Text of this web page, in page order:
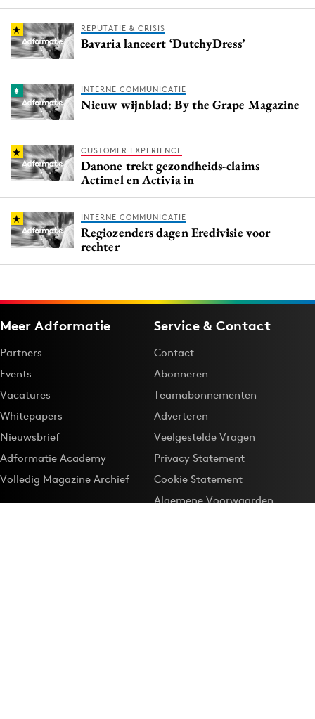
REPUTATIE & CRISIS
Bavaria lanceert ‘DutchyDress’
INTERNE COMMUNICATIE
Nieuw wijnblad: By the Grape Magazine
CUSTOMER EXPERIENCE
Danone trekt gezondheids-claims
Actimel en Activia in
INTERNE COMMUNICATIE
Regiozenders dagen Eredivisie voor
rechter
Meer Adformatie
Partners
Events
Vacatures
Whitepapers
Nieuwsbrief
Adformatie Academy
Volledig Magazine Archief
Service & Contact
Contact
Abonneren
Teamabonnementen
Adverteren
Veelgestelde Vragen
Privacy Statement
Cookie Statement
Algemene Voorwaarden